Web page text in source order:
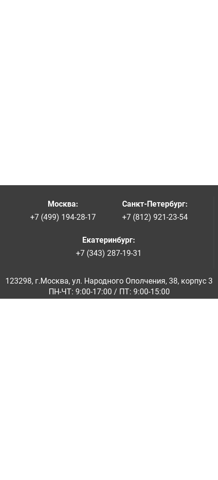
Москва:
+7 (499) 194-28-17
Санкт-Петербург:
+7 (812) 921-23-54
Екатеринбург:
+7 (343) 287-19-31
123298, г.Москва, ул. Народного Ополчения, 38, корпус 3
ПН-ЧТ: 9:00-17:00 / ПТ: 9:00-15:00